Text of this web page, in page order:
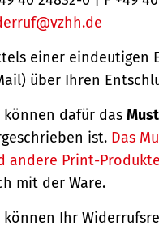
einer eindeutigen
über Ihren
können dafür das
ist. Das
andere Print-
mit der Ware.
können Ihr